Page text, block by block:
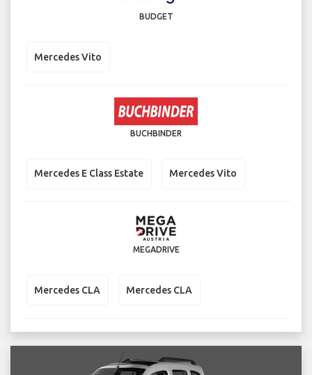
BUDGET
Mercedes Vito
BUCHBINDER
Mercedes E Class Estate Mercedes Vito
MEGADRIVE
Mercedes CLA Mercedes CLA